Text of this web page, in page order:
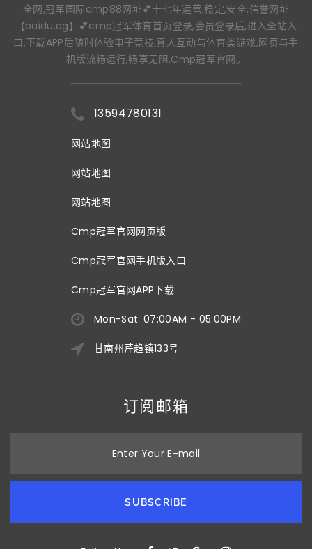
全网,冠军国际cmp88网址💕十七年运营,稳定,安全,信誉网址
【baidu.ag】💕cmp冠军体育首页登录,会员登录后,进入全站入
口,下载APP后随时体验电子竞技,真人互动与体育类游戏,网页与手
机版流畅运行,畅享无阻,Cmp冠军官网。
13594780131
网站地图
网站地图
网站地图
Cmp冠军官网网页版
Cmp冠军官网手机版入口
Cmp冠军官网APP下载
Mon-Sat: 07:00AM - 05:00PM
甘南州芹趋镇133号
订阅邮箱
Enter Your E-mail
SUBSCRIBE